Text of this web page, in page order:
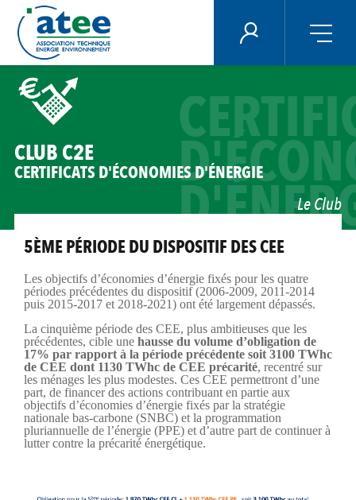
contenu
principal
ÉNERGIE PLUS
CLUB C2E
CERTIFICATS D'ÉCONOMIES D'ÉNERGIE
Le Club
5ÈME PÉRIODE DU DISPOSITIF DES CEE
Les objectifs d’économies d’énergie fixés pour les quatre
périodes précédentes du dispositif (2006-2009, 2011-2014
puis 2015-2017 et 2018-2021) ont été largement dépassés.
La cinquième période des CEE, plus ambitieuses que les
précédentes, cible une hausse du volume d’obligation de
17% par rapport à la période précédente soit 3100 TWhc
de CEE dont 1130 TWhc de CEE précarité, recentré sur
les ménages les plus modestes. Ces CEE permettront d’une
part, de financer des actions contribuant en partie aux
objectifs d’économies d’énergie fixés par la stratégie
nationale bas-carbone (SNBC) et la programmation
pluriannuelle de l’énergie (PPE) et d’autre part de continuer à
lutter contre la précarité énergétique.
Panneau de gestion des cookies